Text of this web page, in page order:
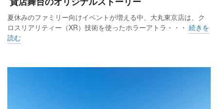
夏休みのファミリー向けイベントが増える中、大丸東京店は、ク
ロスリアリティー（XR）技術を使ったホラーアトラ・・・ 続きを
読む